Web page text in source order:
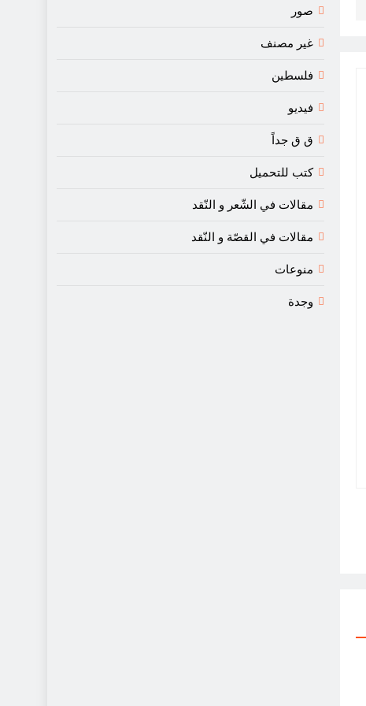
صور
غير مصنف
فلسطين
فيديو
ق ق جداً
كتب للتحميل
مقالات في الشّعر و النّقد
مقالات في القصّة و النّقد
منوعات
وجدة